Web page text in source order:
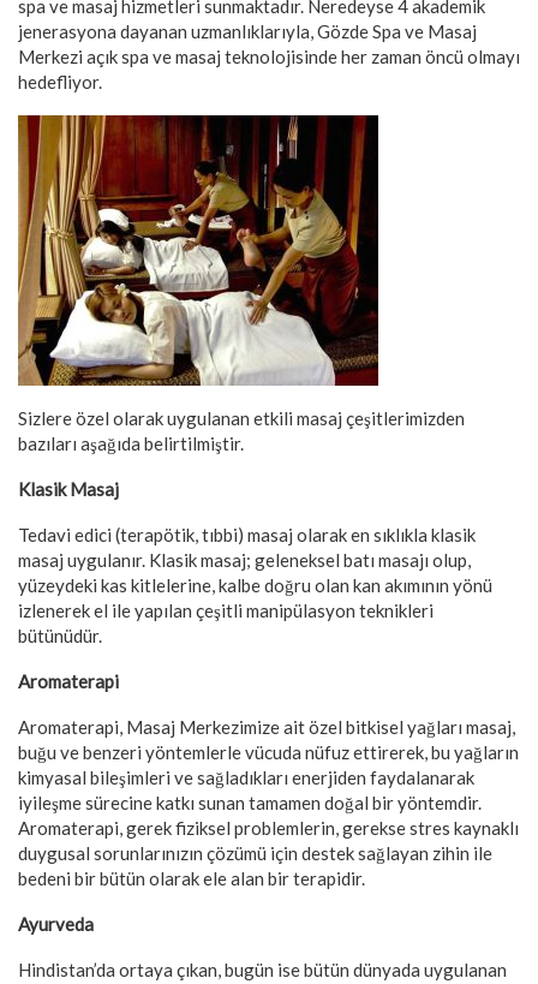
spa ve masaj hizmetleri sunmaktadır. Neredeyse 4 akademik
jenerasyona dayanan uzmanlıklarıyla, Gözde Spa ve Masaj
Merkezi açık spa ve masaj teknolojisinde her zaman öncü olmayı
hedefliyor.
Sizlere özel olarak uygulanan etkili masaj çeşitlerimizden
bazıları aşağıda belirtilmiştir.
Klasik Masaj
Tedavi edici (terapötik, tıbbi) masaj olarak en sıklıkla klasik
masaj uygulanır. Klasik masaj; geleneksel batı masajı olup,
yüzeydeki kas kitlelerine, kalbe doğru olan kan akımının yönü
izlenerek el ile yapılan çeşitli manipülasyon teknikleri
bütünüdür.
Aromaterapi
Aromaterapi, Masaj Merkezimize ait özel bitkisel yağları masaj,
buğu ve benzeri yöntemlerle vücuda nüfuz ettirerek, bu yağların
kimyasal bileşimleri ve sağladıkları enerjiden faydalanarak
iyileşme sürecine katkı sunan tamamen doğal bir yöntemdir.
Aromaterapi, gerek fiziksel problemlerin, gerekse stres kaynaklı
duygusal sorunlarınızın çözümü için destek sağlayan zihin ile
bedeni bir bütün olarak ele alan bir terapidir.
Ayurveda
Hindistan’da ortaya çıkan, bugün ise bütün dünyada uygulanan